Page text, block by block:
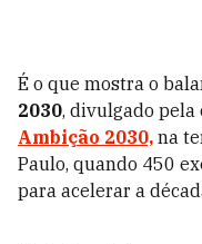
É o que mostra o
2030, divulgado pela
Ambição 2030, na
Paulo, quando 450
para acelerar a